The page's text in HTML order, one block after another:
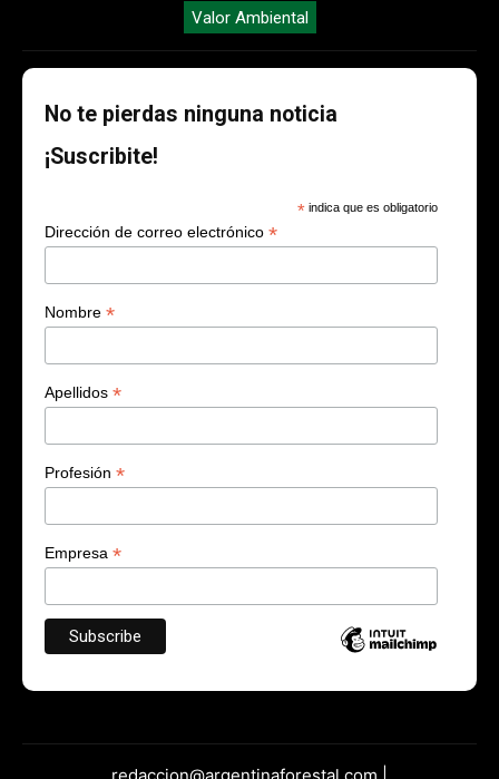
Valor Ambiental
No te pierdas ninguna noticia
¡Suscribite!
* indica que es obligatorio
Dirección de correo electrónico *
Nombre *
Apellidos *
Profesión *
Empresa *